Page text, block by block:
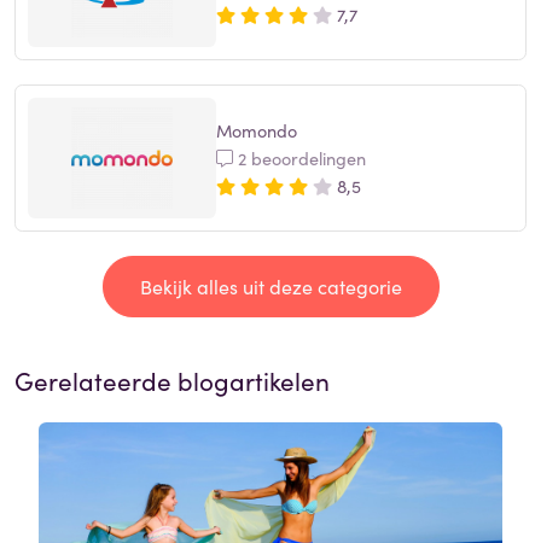
7,7
Momondo
2 beoordelingen
8,5
Bekijk alles uit deze categorie
Gerelateerde blogartikelen